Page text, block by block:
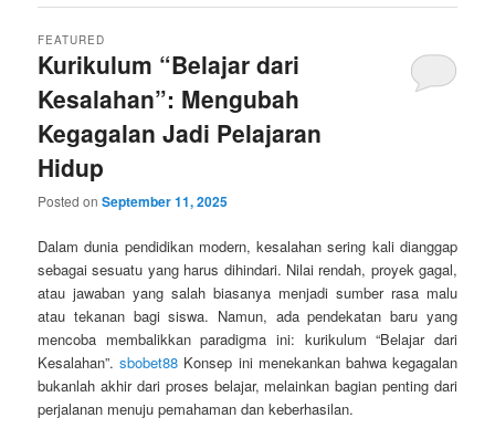
Kurikulum “Belajar dari
Kesalahan”: Mengubah
Kegagalan Jadi Pelajaran
Hidup
FEATURED
Posted onSeptember 11, 2025
Dalam dunia pendidikan modern, kesalahan sering kali dianggap
sebagai sesuatu yang harus dihindari. Nilai rendah, proyek gagal,
atau jawaban yang salah biasanya menjadi sumber rasa malu
atau tekanan bagi siswa. Namun, ada pendekatan baru yang
mencoba membalikkan paradigma ini: kurikulum “Belajar dari
Kesalahan”.sbobet88 Konsep ini menekankan bahwa kegagalan
bukanlah akhir dari proses belajar, melainkan bagian penting dari
perjalanan menuju pemahaman dan keberhasilan.